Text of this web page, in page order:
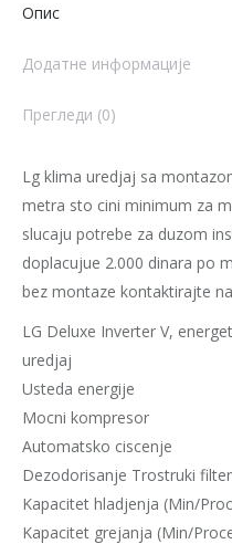
Опис
Додатне информације
Прегледи (0)
Lg klima uredjaj sa
metra sto cini minimum za
slucaju potrebe za duzom
doplacujue 2.000 dinara po
bez montaze kontaktirajte
LG Deluxe Inverter V,
uredjaj
Usteda energije
Mocni kompresor
Automatsko ciscenje
Dezodorisanje Trostruki filter
Kapacitet hladjenja (Min/
Kapacitet grejanja (Min/